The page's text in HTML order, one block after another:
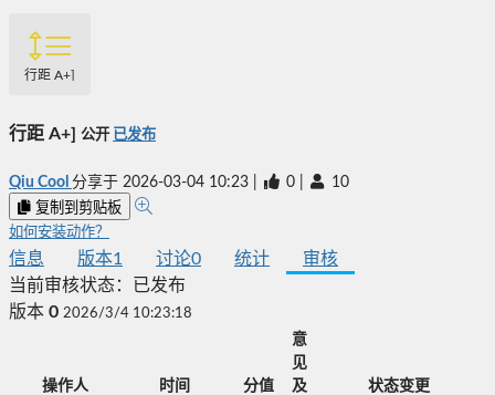
行距 A+]
行距 A+] 公开 已发布
Qiu Cool 分享于 2026-03-04 10:23 0 10
复制到剪贴板
如何安装动作？
信息 版本1 讨论0 统计
审核
当前审核状态：
已发布
版本 0 2026/3/4 10:23:18
操作人 时间 分值
意
见
及
状态变更